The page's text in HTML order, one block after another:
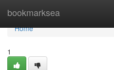
bookmarksea
Home
Home
1